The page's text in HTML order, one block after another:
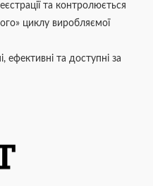
та контролюється
циклу виробляємої
ефективні та доступні за